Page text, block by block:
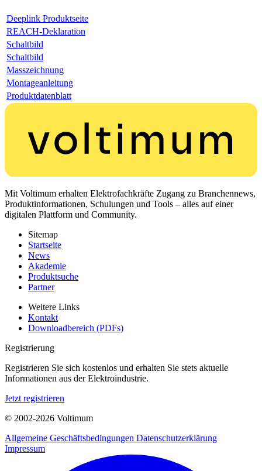
Deeplink Produktseite
REACH-Deklaration
Schaltbild
Schaltbild
Masszeichnung
Montageanleitung
Produktdatenblatt
Mit Voltimum erhalten Elektrofachkräfte Zugang zu Branchennews,
Produktinformationen, Schulungen und Tools – alles auf einer
digitalen Plattform und Community.
Sitemap
Startseite
News
Akademie
Produktsuche
Partner
Weitere Links
Kontakt
Downloadbereich (PDFs)
Registrierung
Registrieren Sie sich kostenlos und erhalten Sie stets aktuelle
Informationen aus der Elektroindustrie.
Jetzt registrieren
© 2002-2026 Voltimum
Allgemeine Geschäftsbedingungen Datenschutzerklärung
Impressum